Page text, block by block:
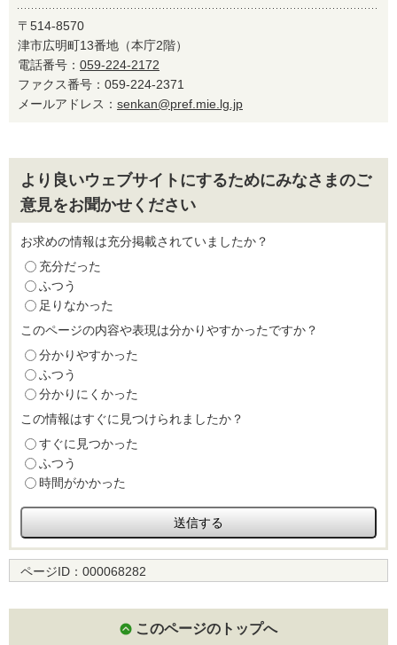
〒514-8570
津市広明町13番地（本庁2階）
電話番号： 059-224-2172
ファクス番号：059-224-2371
メールアドレス： senkan@pref.mie.lg.jp
より良いウェブサイトにするためにみなさまのご
意見をお聞かせください
お求めの情報は充分掲載されていましたか？
充分だった
ふつう
足りなかった
このページの内容や表現は分かりやすかったですか？
分かりやすかった
ふつう
分かりにくかった
この情報はすぐに見つけられましたか？
すぐに見つかった
ふつう
時間がかかった
ページID： 000068282
このページのトップへ